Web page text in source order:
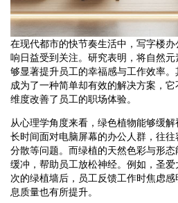
在现代都市的快节奏生活中，写字楼
响日益受到关注。研究表明，将自然
够显著提升员工的幸福感与工作效率
成为了一种简单却有效的解决方案，
维度改善了员工的职场体验。
从心理学角度来看，绿色植物能够缓解
长时间面对电脑屏幕的办公人群，往
分散等问题。而绿植的天然色彩与形
缓冲，帮助员工放松神经。例如，圣
次的绿植墙后，员工反馈工作时焦虑
息质量也有所提升。